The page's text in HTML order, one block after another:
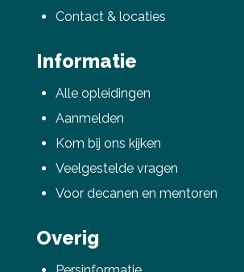
Contact & locaties
Informatie
Alle opleidingen
Aanmelden
Kom bij ons kijken
Veelgestelde vragen
Voor decanen en mentoren
Overig
Deel via Twitter